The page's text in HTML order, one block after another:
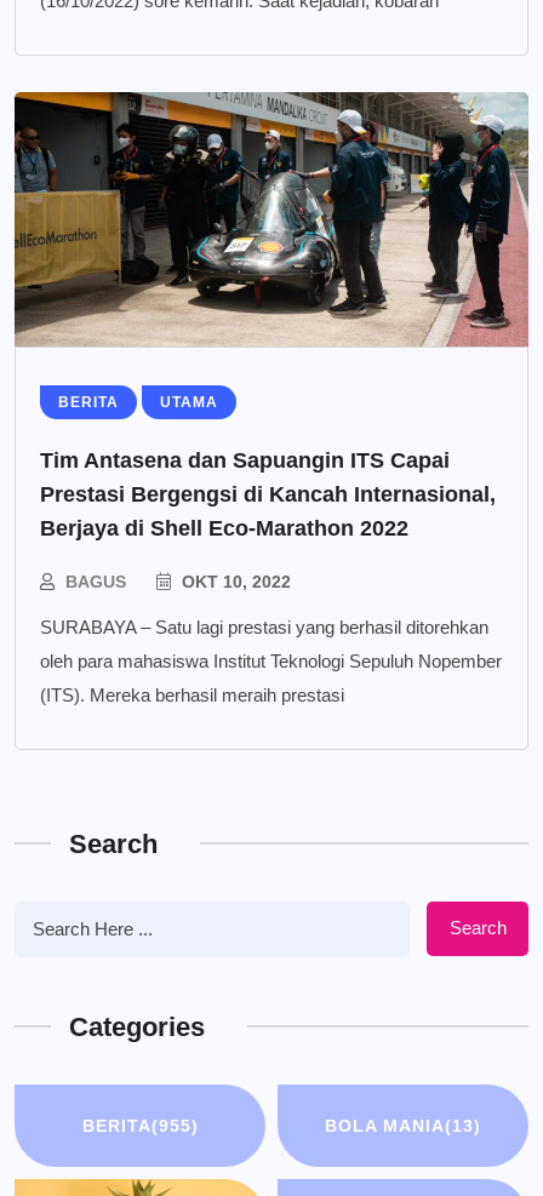
BERITA UTAMA
Tim Antasena dan Sapuangin ITS Capai
Prestasi Bergengsi di Kancah Internasional,
Berjaya di Shell Eco-Marathon 2022
BAGUS OKT 10, 2022
SURABAYA – Satu lagi prestasi yang berhasil ditorehkan
oleh para mahasiswa Institut Teknologi Sepuluh Nopember
(ITS). Mereka berhasil meraih prestasi
Search
Search
Categories
BERITA(955) BOLA MANIA(13)